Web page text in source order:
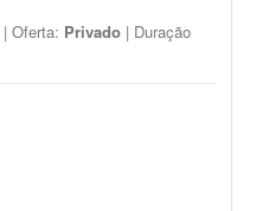
| Oferta: Privado | Duração